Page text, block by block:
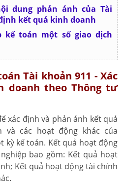
dung phản ánh của Tài
kết quả kinh doanh
kế toán một số giao dịch
Tài khoản 911 - Xác
doanh theo Thông tư
xác định và phản ánh kết quả
và các hoạt động khác của
kỳ kế toán. Kết quả hoạt động
bao gồm: Kết quả hoạt
Kết quả hoạt động tài chính